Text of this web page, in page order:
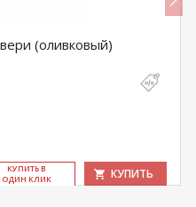
(оливковый)
КУ­ПИТЬ В
ОДИН КЛИК
КУПИТЬ